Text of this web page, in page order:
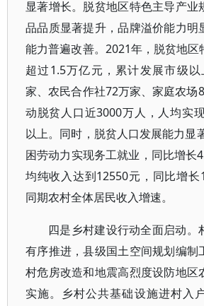
显著增长。脱贫地区特色主导产业
品品质显著提升，品牌溢价能力明
能力普遍改善。2021年，脱贫地区
超过1.5万亿元，累计发展市级
家、农民合作社72万家、家庭农场
动脱贫人口近3000万人，人均实
以上。同时，脱贫人口发展能力显
困劳动力实现务工就业，同比增长
均纯收入达到12550元，同比增长
同期农村全体居民收入增速。
四是乡村建设行动全面启动。
有序推进，县级国土空间规划编制
村危房改造和地震高烈度设防地区
实施。乡村公共基础设施进村入